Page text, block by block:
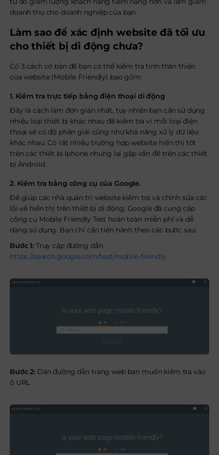
doanh thu cho doanh nghiệp của bạn.
Làm sao để xác định website đã tối ưu
cho thiết bị di động chưa?
Có 3 cách cơ bản để bạn có thể kiểm tra tính thân thiện
của website (Mobile Friendly) bao gồm:
1. Kiểm tra trực tiếp bằng điện thoại di động
Đây là cách làm đơn giản nhất, tuy nhiên bạn cần sử dụng
nhiều loại thiết bị khác nhau để kiểm tra vì mỗi loại điện
thoại sẽ có độ phân giải cũng như khả năng xử lý dữ liệu
khác nhau. Có rất nhiều trường hợp website hiển thị tốt
trên các thiết bị Iphone nhưng lại gặp vấn đề trên các thiết
bị Android.
2. Kiểm tra bằng công cụ của Google.
Để giúp các nhà quản trị website kiểm tra và chỉnh sửa các
lỗi về hiển thị trên thiết bị di động, Google đã cung cấp
công cụ Mobile Friendly Test hoàn toàn miễn phí và dễ
dàng sử dụng. Bạn chỉ cần tiến hành theo các bước sau:
Bước 1: Truy cập đường dẫn
https://search.google.com/test/mobile-friendly
Bước 2: Dán đường dẫn trang web bạn muốn kiểm tra vào
ô URL